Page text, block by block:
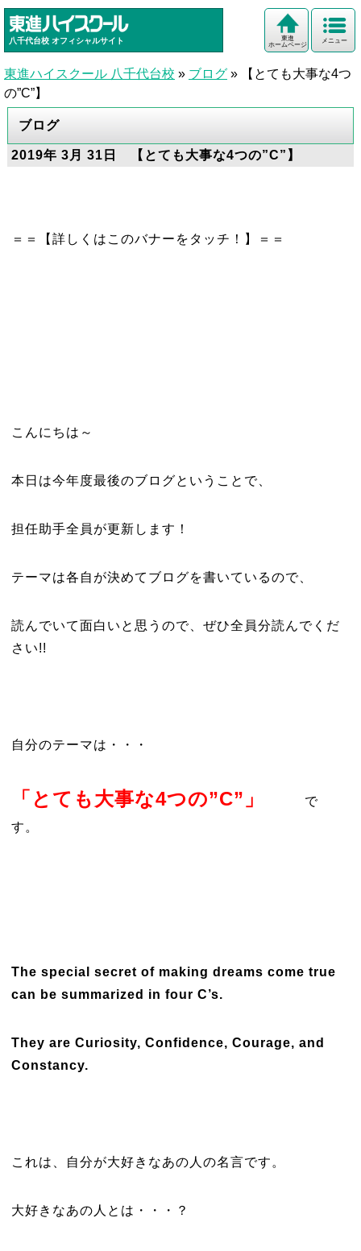
八千代台校 オフィシャルサイト メニュー
東進
ホームページ
東進ハイスクール 八千代台校 » ブログ »
【とても大事な4つ
の”C”】
ブログ
2019年 3月 31日 【とても大事な4つの”C”】
＝＝【詳しくはこのバナーをタッチ！】＝＝
こんにちは～
本日は今年度最後のブログということで、
担任助手全員が更新します！
テーマは各自が決めてブログを書いているので、
読んでいて面白いと思うので、ぜひ全員分読んでくだ
さい!!
自分のテーマは・・・
「とても大事な4つの”C”」
で
す。
The special secret of making dreams come true
can be summarized in four C’s.
They are Curiosity, Confidence, Courage, and
Constancy.
これは、自分が大好きなあの人の名言です。
大好きなあの人とは・・・？